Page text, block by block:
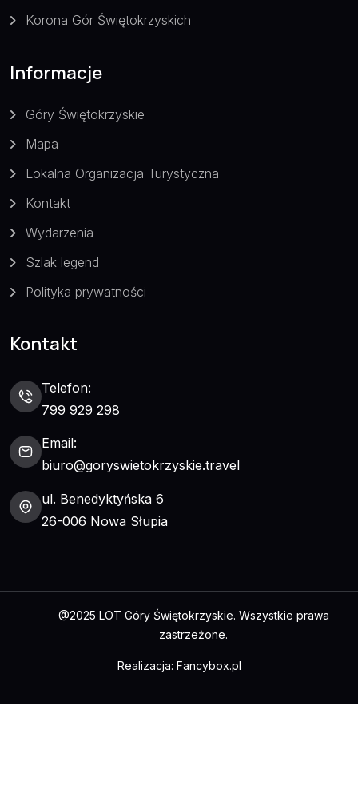
Korona Gór Świętokrzyskich
Informacje
Góry Świętokrzyskie
Mapa
Lokalna Organizacja Turystyczna
Kontakt
Wydarzenia
Szlak legend
Polityka prywatności
Kontakt
Telefon:
799 929 298
Email:
biuro@goryswietokrzyskie.travel
ul. Benedyktyńska 6
26-006 Nowa Słupia
@2025 LOT Góry Świętokrzyskie. Wszystkie prawa
zastrzeżone.
Realizacja: Fancybox.pl